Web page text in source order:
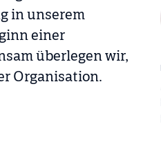
in unserem
einer
überlegen wir,
Organisation.